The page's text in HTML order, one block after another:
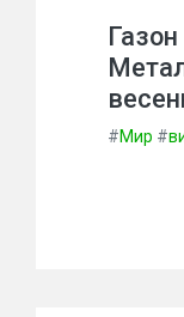
#Мир #